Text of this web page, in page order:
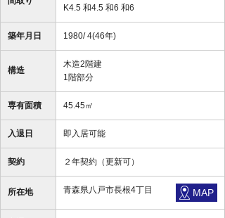
K4.5 和4.5 和6 和6
築年月日 1980/ 4(46年)
構造
木造2階建
1階部分
専有面積 45.45㎡
入退日 即入居可能
契約 ２年契約（更新可）
所在地 青森県八戸市長根4丁目 MAP